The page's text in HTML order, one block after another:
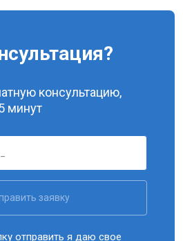
консультацию,
минут
заявку
отправить я даю свое